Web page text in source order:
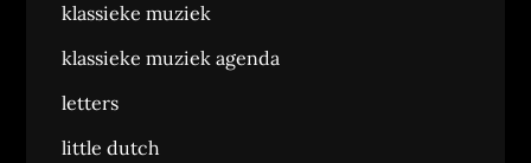
klassieke muziek
klassieke muziek agenda
letters
little dutch